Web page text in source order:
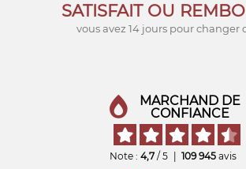
SATISFAIT OU
vous avez 14 jours pour changer
MARCHAND DE
CONFIANCE
Note : 4,7 / 5 109 945 avis